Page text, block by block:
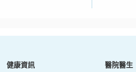
健康資訊 醫院醫生